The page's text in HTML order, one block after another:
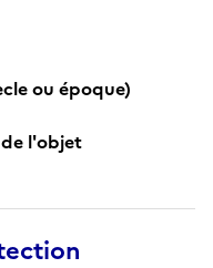
ou époque)
l'objet